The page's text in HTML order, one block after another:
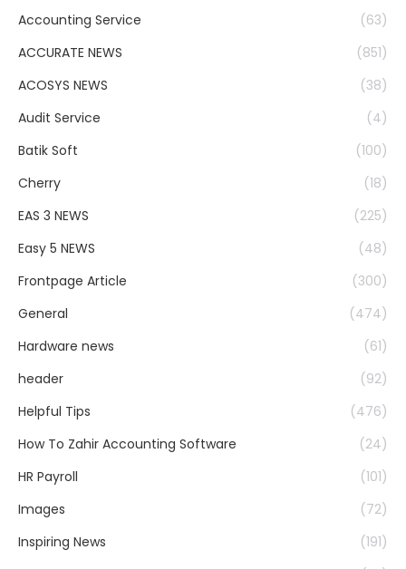
Accounting Service
(63)
ACCURATE NEWS
(851)
ACOSYS NEWS
(38)
Audit Service
(4)
Batik Soft
(100)
Cherry
(18)
EAS 3 NEWS
(225)
Easy 5 NEWS
(48)
Frontpage Article
(300)
General
(474)
Hardware news
(61)
header
(92)
Helpful Tips
(476)
How To Zahir Accounting Software
(24)
HR Payroll
(101)
Images
(72)
Inspiring News
(191)